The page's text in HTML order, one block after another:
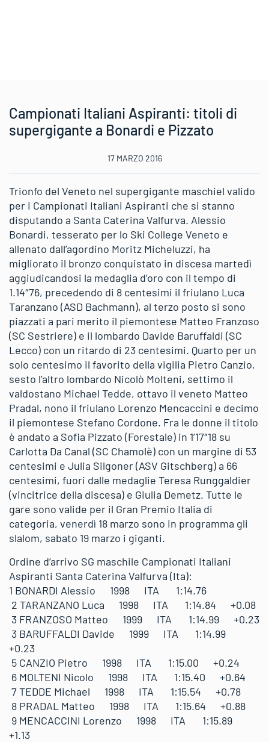
Campionati Italiani Aspiranti: titoli di
supergigante a Bonardi e Pizzato
17 MARZO 2016
Trionfo del Veneto nel supergigante maschiel valido
per i Campionati Italiani Aspiranti che si stanno
disputando a Santa Caterina Valfurva. Alessio
Bonardi, tesserato per lo Ski College Veneto e
allenato dall’agordino Moritz Micheluzzi, ha
migliorato il bronzo conquistato in discesa martedì
aggiudicandosi la medaglia d’oro con il tempo di
1.14″76, precedendo di 8 centesimi il friulano Luca
Taranzano (ASD Bachmann), al terzo posto si sono
piazzati a pari merito il piemontese Matteo Franzoso
(SC Sestriere) e il lombardo Davide Baruffaldi (SC
Lecco) con un ritardo di 23 centesimi. Quarto per un
solo centesimo il favorito della vigilia Pietro Canzio,
sesto l’altro lombardo Nicolò Molteni, settimo il
valdostano Michael Tedde, ottavo il veneto Matteo
Pradal, nono il friulano Lorenzo Mencaccini e decimo
il piemontese Stefano Cordone. Fra le donne il titolo
è andato a Sofia Pizzato (Forestale) in 1’17″18 su
Carlotta Da Canal (SC Chamolè) con un margine di 53
centesimi e Julia Silgoner (ASV Gitschberg) a 66
centesimi, fuori dalle medaglie Teresa Runggaldier
(vincitrice della discesa) e Giulia Demetz. Tutte le
gare sono valide per il Gran Premio Italia di
categoria, venerdì 18 marzo sono in programma gli
slalom, sabato 19 marzo i giganti.
Ordine d’arrivo SG maschile Campionati Italiani
Aspiranti Santa Caterina Valfurva (Ita):
1 BONARDI Alessio 1998 ITA 1:14.76
2 TARANZANO Luca 1998 ITA 1:14.84 +0.08
3 FRANZOSO Matteo 1999 ITA 1:14.99 +0.23
3 BARUFFALDI Davide 1999 ITA 1:14.99
+0.23
5 CANZIO Pietro 1998 ITA 1:15.00 +0.24
6 MOLTENI Nicolo 1998 ITA 1:15.40 +0.64
7 TEDDE Michael 1998 ITA 1:15.54 +0.78
8 PRADAL Matteo 1998 ITA 1:15.64 +0.88
9 MENCACCINI Lorenzo 1998 ITA 1:15.89
+1.13